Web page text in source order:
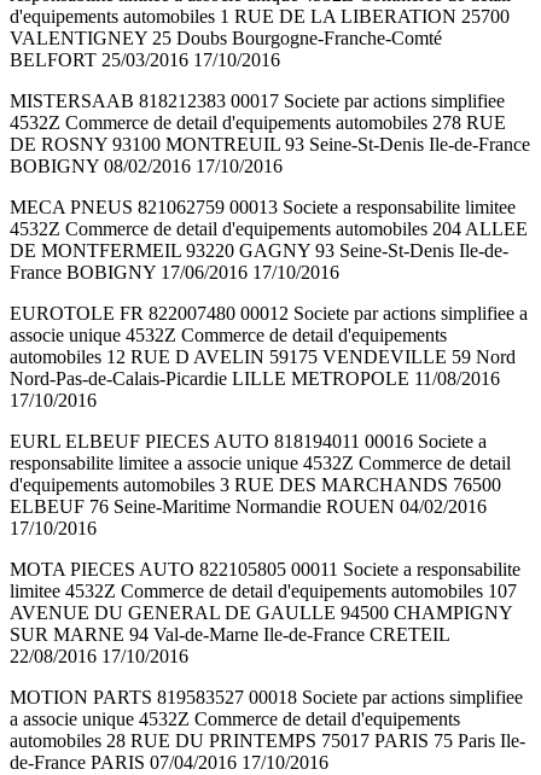
d'equipements automobiles 1 RUE DE LA LIBERATION 25700
VALENTIGNEY 25 Doubs Bourgogne-Franche-Comté
BELFORT 25/03/2016 17/10/2016
MISTERSAAB 818212383 00017 Societe par actions simplifiee
4532Z Commerce de detail d'equipements automobiles 278 RUE
DE ROSNY 93100 MONTREUIL 93 Seine-St-Denis Ile-de-France
BOBIGNY 08/02/2016 17/10/2016
MECA PNEUS 821062759 00013 Societe a responsabilite limitee
4532Z Commerce de detail d'equipements automobiles 204 ALLEE
DE MONTFERMEIL 93220 GAGNY 93 Seine-St-Denis Ile-de-
France BOBIGNY 17/06/2016 17/10/2016
EUROTOLE FR 822007480 00012 Societe par actions simplifiee a
associe unique 4532Z Commerce de detail d'equipements
automobiles 12 RUE D AVELIN 59175 VENDEVILLE 59 Nord
Nord-Pas-de-Calais-Picardie LILLE METROPOLE 11/08/2016
17/10/2016
EURL ELBEUF PIECES AUTO 818194011 00016 Societe a
responsabilite limitee a associe unique 4532Z Commerce de detail
d'equipements automobiles 3 RUE DES MARCHANDS 76500
ELBEUF 76 Seine-Maritime Normandie ROUEN 04/02/2016
17/10/2016
MOTA PIECES AUTO 822105805 00011 Societe a responsabilite
limitee 4532Z Commerce de detail d'equipements automobiles 107
AVENUE DU GENERAL DE GAULLE 94500 CHAMPIGNY
SUR MARNE 94 Val-de-Marne Ile-de-France CRETEIL
22/08/2016 17/10/2016
MOTION PARTS 819583527 00018 Societe par actions simplifiee
a associe unique 4532Z Commerce de detail d'equipements
automobiles 28 RUE DU PRINTEMPS 75017 PARIS 75 Paris Ile-
de-France PARIS 07/04/2016 17/10/2016